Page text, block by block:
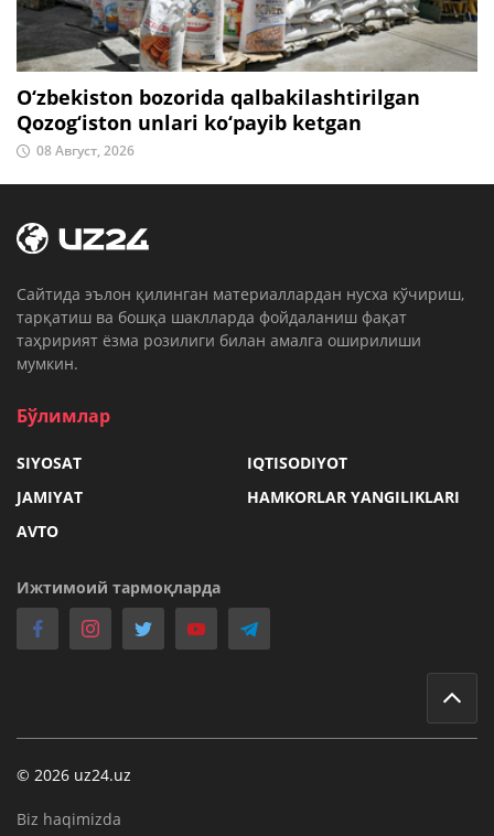
O‘zbekiston bozorida qalbakilashtirilgan
Qozog‘iston unlari ko‘payib ketgan
08 Август, 2026
Cайтида эълон қилинган материаллардан нусха кўчириш,
тарқатиш ва бошқа шаклларда фойдаланиш фақат
таҳририят ёзма розилиги билан амалга оширилиши
мумкин.
Бўлимлар
SIYOSAT
IQTISODIYOT
JAMIYAT
HAMKORLAR YANGILIKLARI
AVTO
Ижтимоий тармоқларда
© 2026 uz24.uz
Biz haqimizda